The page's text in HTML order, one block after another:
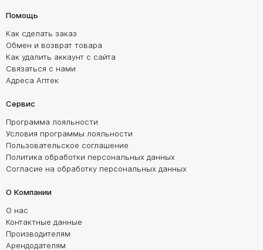
Помощь
Как сделать заказ
Обмен и возврат товара
Как удалить аккаунт с сайта
Связаться с нами
Адреса Аптек
Сервис
Программа лояльности
Условия программы лояльности
Пользовательское соглашение
Политика обработки персональных данных
Согласие на обработку персональных данных
О Компании
О нас
Контактные данные
Производителям
Арендодателям